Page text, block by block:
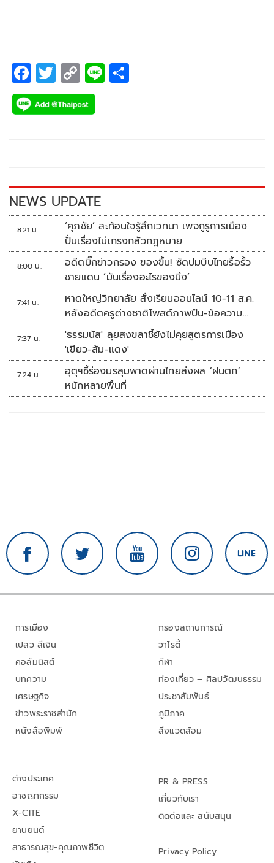
F
ac
e
k
T
wi
tt
C
o
p
k
Li
NEWS UPDATE
8:21 น.
‘ศุภชัย’ สะท้อนใจรู้สึกเวทนา เพจกูรูการเมือง
ปั่นเรื่องไม่เกรงกลัวกฎหมาย
8:00 น.
อดีตบิ๊กข่าวกรอง ของขึ้น! ซัดปมบีบไทยรื้อรั้ว
ชายแดน ‘มันเรื่องอะไรของมึง’
7:41 น.
หาดใหญ่วิทยาลัย สั่งเรียนออนไลน์ 10-11 ส.ค.
หลังอดีตครูต่างชาติโพสต์ภาพปืน-ข้อความ
ข่มขู่
7:37 น.
'ธรรมนัส' ลุยสงขลาชี้ยังไม่คุยสูตรการเมือง
'เขียว-ส้ม-แดง'
7:24 น.
อุตุฯชี้ร่องมรสุมพาดผ่านไทยส่งผล ‘ฝนตก’
หนักหลายพื้นที่
การเมือง
เปลว สีเงิน
คอลัมนิสต์
บทความ
เศรษฐกิจ
ข่าวพระราชสำนัก
หนังสือพิมพ์
กรองสถานการณ์
วาไรตี้
กีฬา
ท่องเที่ยว – ศิลปวัฒนธรรม
ประชาสัมพันธ์
ภูมิภาค
สิ่งแวดล้อม
ต่างประเทศ
อาชญากรรม
X-CITE
ยานยนต์
สาธารณสุข-คุณภาพชีวิต
PR & PRESS
เกี่ยวกับเรา
ติดต่อและ สนับสนุน
Privacy Policy